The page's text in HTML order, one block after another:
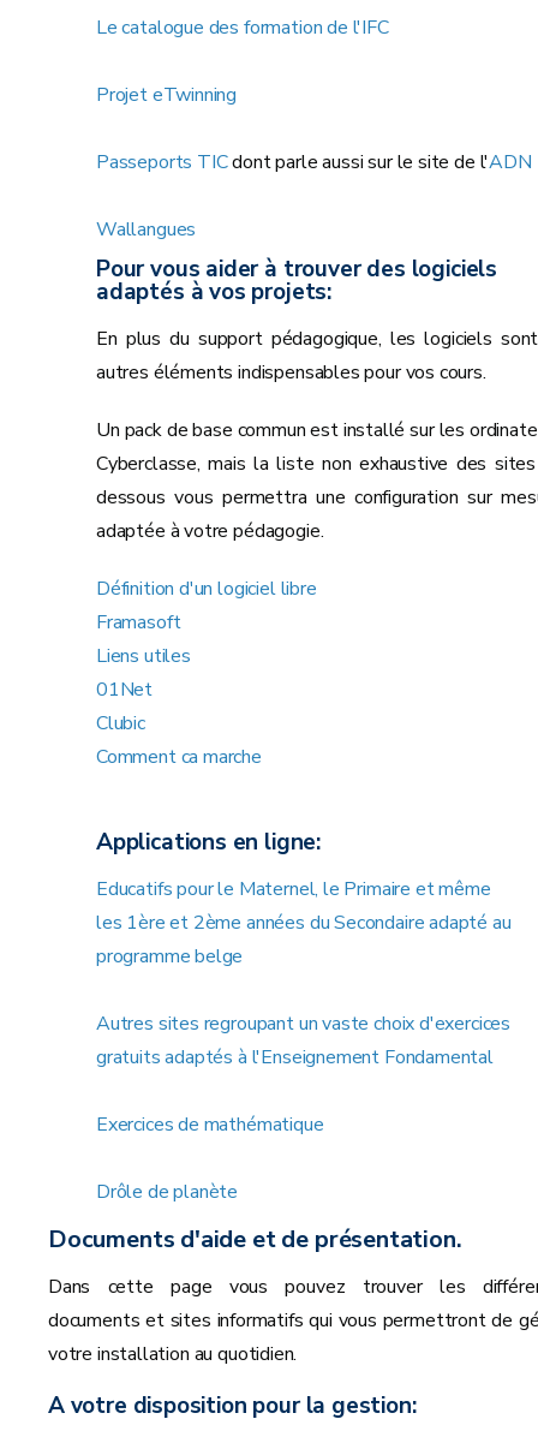
Le catalogue des formation de l'IFC
Projet eTwinning
Passeports TICdont parle aussi sur le site de l'ADN
Wallangues
Pour vous aider à trouver des logiciels
adaptés à vos projets:
En plus du support pédagogique, les logiciels
autres éléments indispensables pour vos cours.
Un pack de base commun est installé sur les
Cyberclasse, mais la liste non exhaustive des
dessous vous permettra une configuration sur
adaptée à votre pédagogie.
Définition d'un logiciel libre
Framasoft
Liens utiles
01Net
Clubic
Comment ca marche
Applications en ligne:
Educatifs pour le Maternel, le Primaire et même
les 1ère et 2ème années du Secondaire adapté au
programme belge
Autres sites regroupant un vaste choix d'exercices
gratuits adaptés à l'Enseignement Fondamental
Exercices de mathématique
Drôle de planète
Documents d'aide et de présentation.
Dans cette page vous pouvez trouver les
documents et sites informatifs qui vous permettront de
votre installation au quotidien.
A votre disposition pour la gestion: